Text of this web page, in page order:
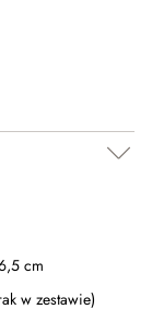
cm
w zestawie)